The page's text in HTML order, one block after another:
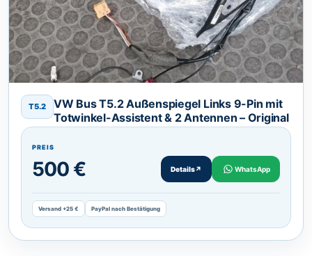
T5.2
VW Bus T5.2 Außenspiegel Links 9-Pin mit
Totwinkel-Assistent & 2 Antennen – Original
PREIS
500 € Details↗ WhatsApp
Versand +25 € PayPal nach Bestätigung